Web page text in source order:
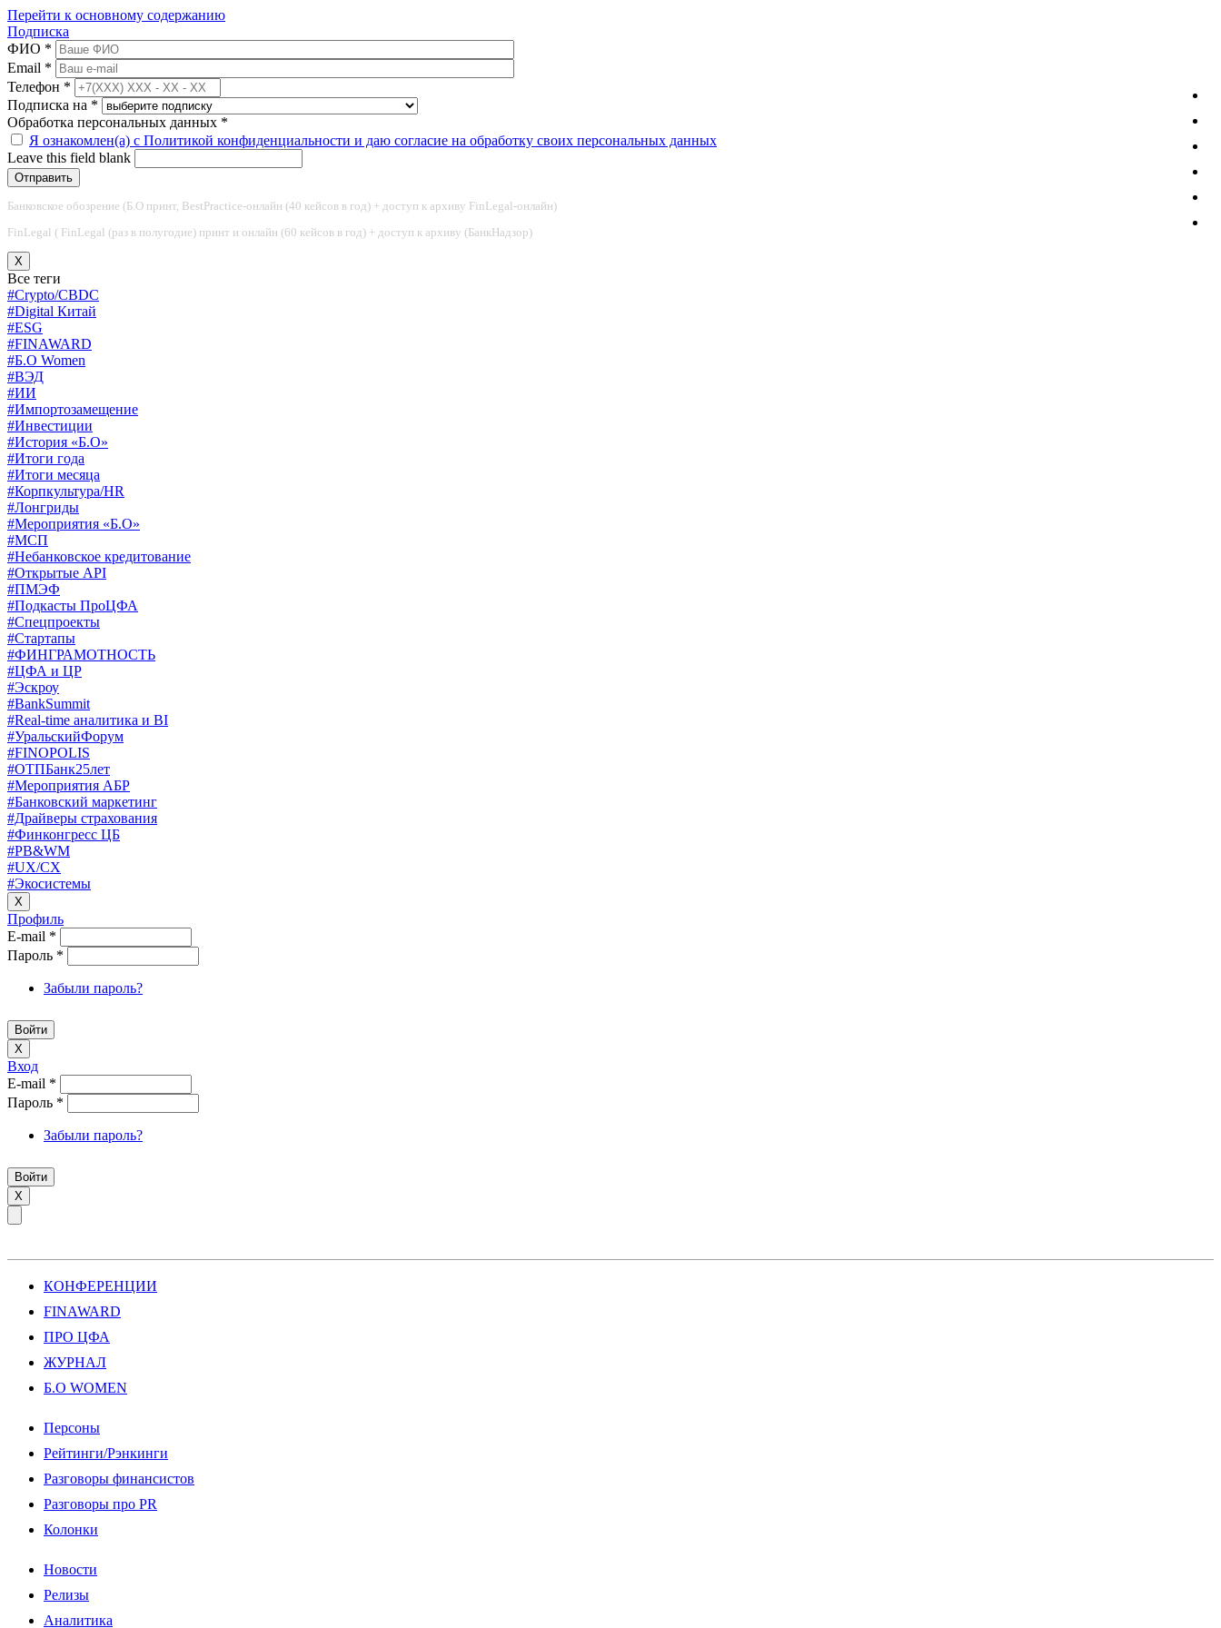
Перейти к основному содержанию
Подписка
ФИО *
Email *
Телефон *
Подписка на *
Обработка персональных данных *
Я ознакомлен(а) с Политикой конфиденциальности и даю согласие на обработку своих персональных данных
Leave this field blank
Банковское обозрение (Б.О принт, BestPractice-онлайн (40 кейсов в год) + доступ к архиву FinLegal-онлайн)
FinLegal ( FinLegal (раз в полугодие) принт и онлайн (60 кейсов в год) + доступ к архиву (БанкНадзор)
X
Все теги
#Crypto/CBDC
#Digital Китай
#ESG
#FINAWARD
#Б.О Women
#ВЭД
#ИИ
#Импортозамещение
#Инвестиции
#История «Б.О»
#Итоги года
#Итоги месяца
#Корпкультура/HR
#Лонгриды
#Мероприятия «Б.О»
#МСП
#Небанковское кредитование
#Открытые API
#ПМЭФ
#Подкасты ПроЦФА
#Спецпроекты
#Стартапы
#ФИНГРАМОТНОСТЬ
#ЦФА и ЦР
#Эскроу
#BankSummit
#Real-time аналитика и BI
#УральскийФорум
#FINOPOLIS
#ОТПБанк25лет
#Мероприятия АБР
#Банковский маркетинг
#Драйверы страхования
#Финконгресс ЦБ
#PB&WM
#UX/CX
#Экосистемы
X
Профиль
E-mail *
Пароль *
Забыли пароль?
X
Вход
E-mail *
Пароль *
Забыли пароль?
X
КОНФЕРЕНЦИИ
FINAWARD
ПРО ЦФА
ЖУРНАЛ
Б.О WOMEN
Персоны
Рейтинги/Рэнкинги
Разговоры финансистов
Разговоры про PR
Колонки
Новости
Релизы
Аналитика